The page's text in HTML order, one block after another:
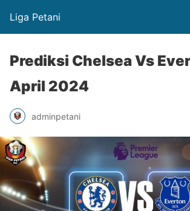
Liga Petani
Prediksi Chelsea Vs
April 2024
adminpetani